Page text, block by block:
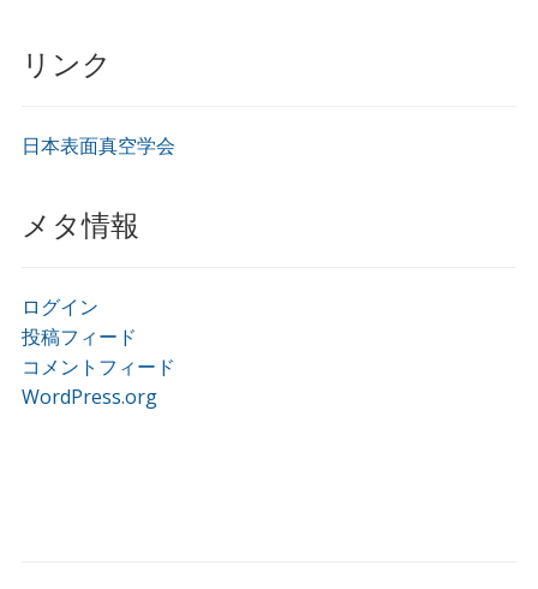
リンク
日本表面真空学会
メタ情報
ログイン
投稿フィード
コメントフィード
WordPress.org